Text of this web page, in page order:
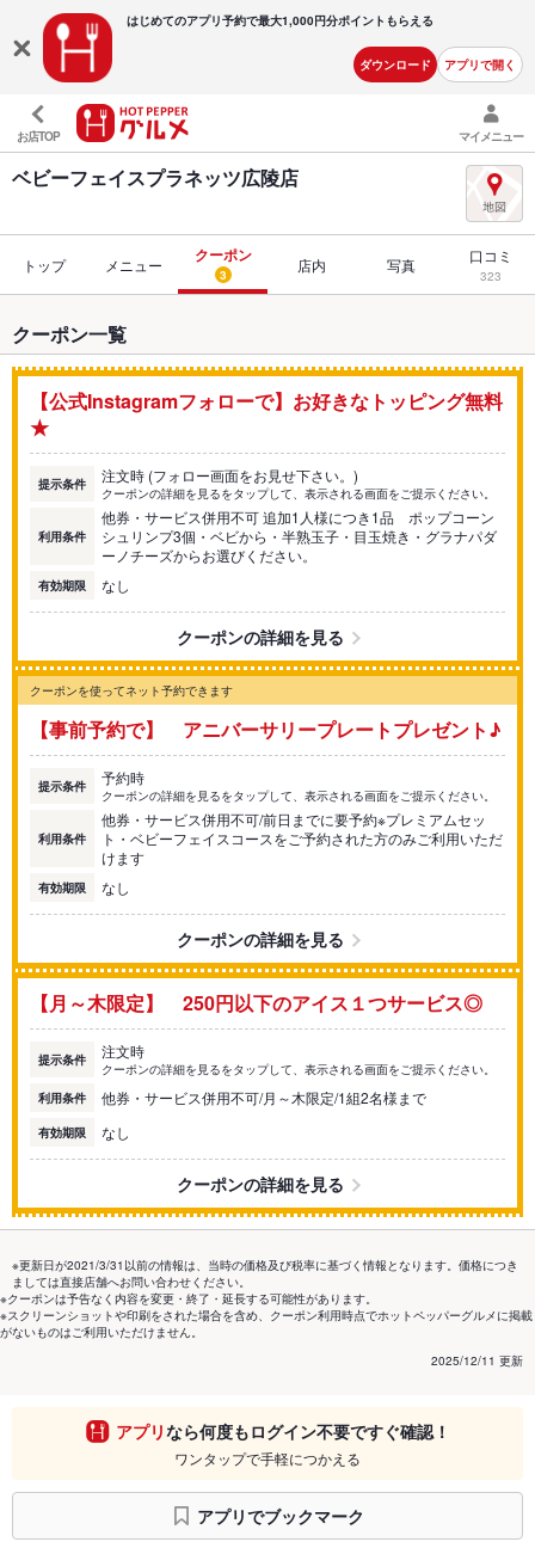
はじめてのアプリ予約で最大1,000円分ポイントもらえる
ダウンロード アプリで開く
お店TOP マイメニュー
ベビーフェイスプラネッツ広陵店
トップ メニュー クーポン
3 店内 写真 口コミ
323
クーポン一覧
【公式Instagramフォローで】お好きなトッピング無料
★
提示条件 注文時 (フォロー画面をお見せ下さい。)
クーポンの詳細を見るをタップして、表示される画面をご提示ください。
利用条件
他券・サービス併用不可 追加1人様につき1品 ポップコーン
シュリンプ3個・ベビから・半熟玉子・目玉焼き・グラナパダ
ーノチーズからお選びください。
有効期限 なし
クーポンの詳細を見る
クーポンを使ってネット予約できます
【事前予約で】 アニバーサリープレートプレゼント♪
提示条件 予約時
クーポンの詳細を見るをタップして、表示される画面をご提示ください。
利用条件
他券・サービス併用不可/前日までに要予約※プレミアムセッ
ト・ベビーフェイスコースをご予約された方のみご利用いただ
けます
有効期限 なし
クーポンの詳細を見る
【月～木限定】 250円以下のアイス１つサービス◎
提示条件 注文時
クーポンの詳細を見るをタップして、表示される画面をご提示ください。
利用条件
他券・サービス併用不可/月～木限定/1組2名様まで
有効期限 なし
クーポンの詳細を見る
※更新日が2021/3/31以前の情報は、当時の価格及び税率に基づく情報となります。価格につき
ましては直接店舗へお問い合わせください。
※クーポンは予告なく内容を変更・終了・延長する可能性があります。
※スクリーンショットや印刷をされた場合を含め、クーポン利用時点でホットペッパーグルメに掲載
がないものはご利用いただけません。
2025/12/11 更新
アプリなら何度もログイン不要ですぐ確認！
ワンタップで手軽につかえる
アプリでブックマーク